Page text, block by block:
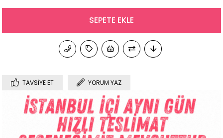
TAVSIYE ET YORUM YAZ